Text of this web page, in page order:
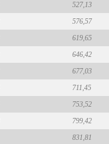
527,13
576,57
619,65
646,42
677,03
711,45
753,52
799,42
831,81